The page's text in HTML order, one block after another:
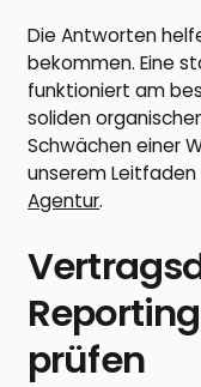
Die Antworten
bekommen. Eine
funktioniert am
soliden
Schwächen einer
unserem
Agentur.
prüfen